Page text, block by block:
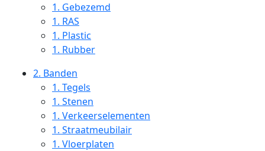
1. Gebezemd
1. RAS
1. Plastic
1. Rubber
2. Banden
1. Tegels
1. Stenen
1. Verkeerselementen
1. Straatmeubilair
1. Vloerplaten